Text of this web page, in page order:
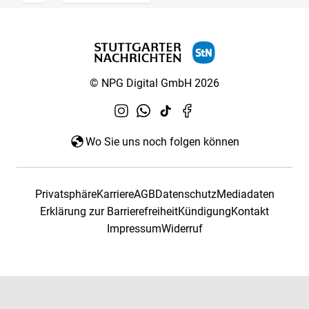
© NPG Digital GmbH 2026
Wo Sie uns noch folgen können
PrivatsphäreKarriereAGBDatenschutzMediadaten
Erklärung zur BarrierefreiheitKündigungKontakt
ImpressumWiderruf